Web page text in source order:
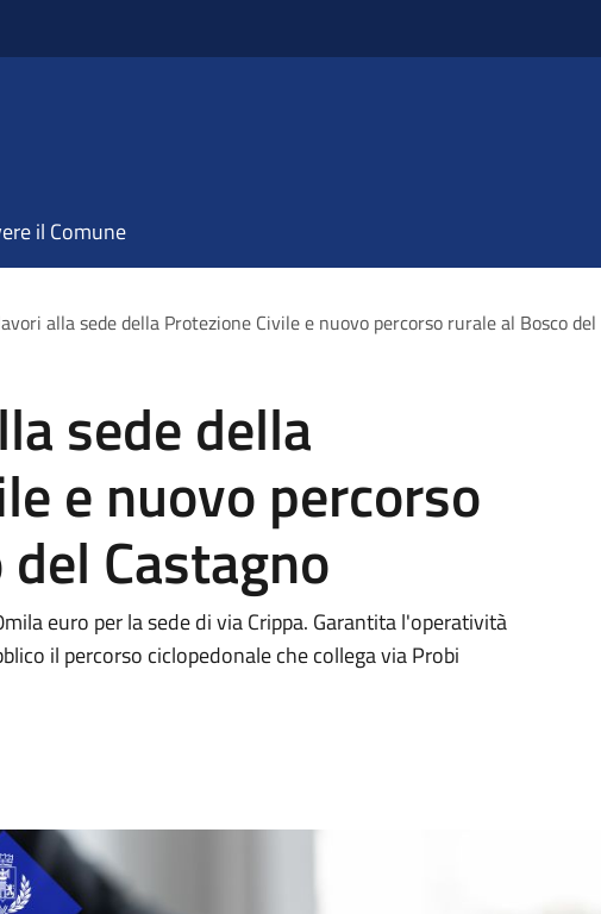
il Comune
alla sede della Protezione Civile e nuovo percorso rurale al Bosco del
sede della
e nuovo percorso
Castagno
euro per la sede di via Crippa. Garantita l'operatività
il percorso ciclopedonale che collega via Probi